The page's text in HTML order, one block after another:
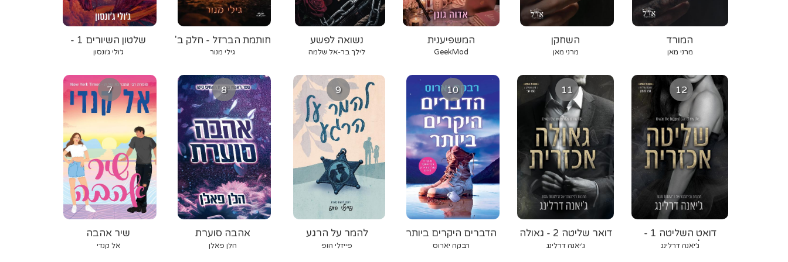
שלטון השיורים 1 -
אורגת הרוח
ג׳ולי ג׳ונסון
חותמת הברזל - חלק ב'
גילי מנור
נשואה לפשע
לילך בר-אל שלמה
המשפיענית
GeekMod
השחקן
מרני מאן
המורד
מרני מאן
7
שיר אהבה
אל קנדי
8
אהבה סוערת
הלן פאלן
9
להמר על הרגע
פייזלי הופ
10
הדברים היקרים ביותר
רבקה יארוס
11
דואר שליטה 2 - גאולה
אכזרית
ג׳יאנה דרלינג
12
דואט השליטה 1 -
שליטה אכזרית
ג׳יאנה דרלינג